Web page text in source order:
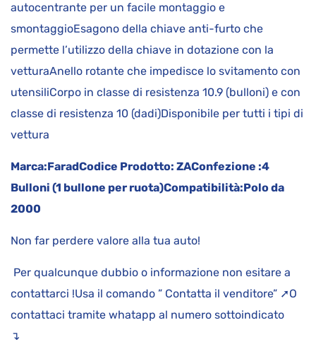
autocentrante per un facile montaggio e
smontaggioEsagono della chiave anti-furto che
permette l’utilizzo della chiave in dotazione con la
vetturaAnello rotante che impedisce lo svitamento con
utensiliCorpo in classe di resistenza 10.9 (bulloni) e con
classe di resistenza 10 (dadi)Disponibile per tutti i tipi di
vettura
Marca:FaradCodice Prodotto: ZAConfezione :4
Bulloni (1 bullone per ruota)Compatibilità:Polo da
2000
Non far perdere valore alla tua auto!
Per qualcunque dubbio o informazione non esitare a
contattarci !Usa il comando ” Contatta il venditore” ➚O
contattaci tramite whatapp al numero sottoindicato
↴